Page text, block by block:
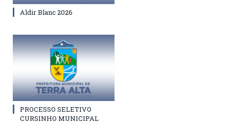
Aldir Blanc 2026
PROCESSO SELETIVO
CURSINHO MUNICIPAL